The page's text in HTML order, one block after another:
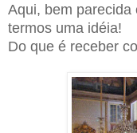
Aqui, bem parecida
termos uma idéia!
Do que é receber